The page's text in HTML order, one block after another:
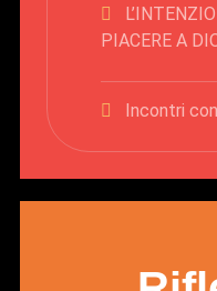
PIACERE A
Incontri